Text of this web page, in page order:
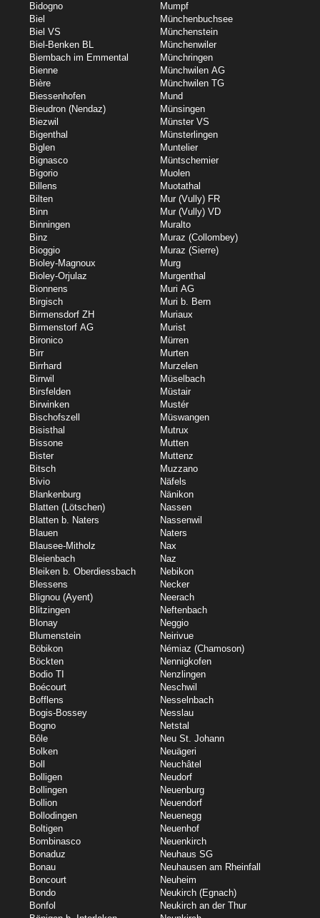
Bidogno
Biel
Biel VS
Biel-Benken BL
Biembach im Emmental
Bienne
Bière
Biessenhofen
Bieudron (Nendaz)
Biezwil
Bigenthal
Biglen
Bignasco
Bigorio
Billens
Bilten
Binn
Binningen
Binz
Bioggio
Bioley-Magnoux
Bioley-Orjulaz
Bionnens
Birgisch
Birmensdorf ZH
Birmenstorf AG
Bironico
Birr
Birrhard
Birrwil
Birsfelden
Birwinken
Bischofszell
Bisisthal
Bissone
Bister
Bitsch
Bivio
Blankenburg
Blatten (Lötschen)
Blatten b. Naters
Blauen
Blausee-Mitholz
Bleienbach
Bleiken b. Oberdiessbach
Blessens
Blignou (Ayent)
Blitzingen
Blonay
Blumenstein
Böbikon
Böckten
Bodio TI
Boécourt
Bofflens
Bogis-Bossey
Bogno
Bôle
Bolken
Boll
Bolligen
Bollingen
Bollion
Bollodingen
Boltigen
Bombinasco
Bonaduz
Bonau
Boncourt
Bondo
Bonfol
Mumpf
Münchenbuchsee
Münchenstein
Münchenwiler
Münchringen
Münchwilen AG
Münchwilen TG
Mund
Münsingen
Münster VS
Münsterlingen
Muntelier
Müntschemier
Muolen
Muotathal
Mur (Vully) FR
Mur (Vully) VD
Muralto
Muraz (Collombey)
Muraz (Sierre)
Murg
Murgenthal
Muri AG
Muri b. Bern
Muriaux
Murist
Mürren
Murten
Murzelen
Müselbach
Müstair
Mustér
Müswangen
Mutrux
Mutten
Muttenz
Muzzano
Näfels
Nänikon
Nassen
Nassenwil
Naters
Nax
Naz
Nebikon
Necker
Neerach
Neftenbach
Neggio
Neirivue
Némiaz (Chamoson)
Nennigkofen
Nenzlingen
Neschwil
Nesselnbach
Nesslau
Netstal
Neu St. Johann
Neuägeri
Neuchâtel
Neudorf
Neuenburg
Neuendorf
Neuenegg
Neuenhof
Neuenkirch
Neuhaus SG
Neuhausen am Rheinfall
Neuheim
Neukirch (Egnach)
Neukirch an der Thur